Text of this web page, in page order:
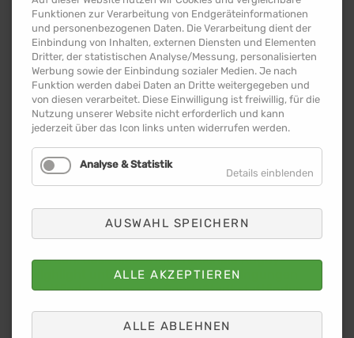
Nationalmannschaften auf dem Spielfeld, als
auch für die Zuschauerplätze alles soweit
herzurichten, dass es auch nutzbar wird.
Deshalb suchen wir engagierte Helferinnen und
Helfer zur Beräumung der Spielfeldfläche vom
Schnee. Alle Unterstützerinnen und Unterstützer
sind herzlich eingeladen, am Samstag, dem 7.
Februar, von 10 bis 14 Uhr tatkräftig mitzuhelfen.
Jede helfende Hand ist willkommen, egal ob
Vereinsmitglied, Rugby-Fan oder
sportbegeisterter Bürger.
Es wird darum gebeten, nach Möglichkeit eine
Schaufel oder einen Schneeschieber
mitzubringen. Gemeinsam soll dafür gesorgt
werden, dass dieses internationale Rugby-
Highlight unter bestmöglichen Bedingungen
stattfinden in unserer Sport-Stadt stattfinden
Funktionen zur Verarbeitung von Endgeräteinformationen
und personenbezogenen Daten. Die Verarbeitung dient der
Einbindung von Inhalten, externen Diensten und Elementen
Dritter, der statistischen Analyse/Messung, personalisierten
Werbung sowie der Einbindung sozialer Medien. Je nach
Funktion werden dabei Daten an Dritte weitergegeben und
von diesen verarbeitet. Diese Einwilligung ist freiwillig, für die
Nutzung unserer Website nicht erforderlich und kann
jederzeit über das Icon links unten widerrufen werden.
Analyse & Statistik
Details einblenden
AUSWAHL SPEICHERN
ALLE AKZEPTIEREN
ALLE ABLEHNEN